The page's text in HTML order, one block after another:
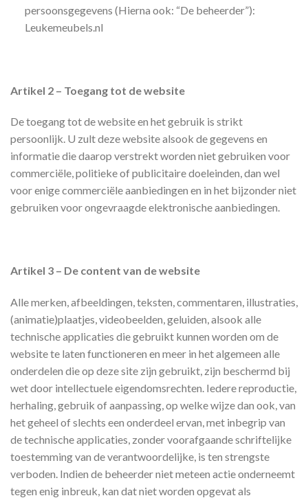
persoonsgegevens (Hierna ook: “De beheerder”):
Leukemeubels.nl
Artikel 2 – Toegang tot de website
De toegang tot de website en het gebruik is strikt
persoonlijk. U zult deze website alsook de gegevens en
informatie die daarop verstrekt worden niet gebruiken voor
commerciële, politieke of publicitaire doeleinden, dan wel
voor enige commerciële aanbiedingen en in het bijzonder niet
gebruiken voor ongevraagde elektronische aanbiedingen.
Artikel 3 – De content van de website
Alle merken, afbeeldingen, teksten, commentaren, illustraties,
(animatie)plaatjes, videobeelden, geluiden, alsook alle
technische applicaties die gebruikt kunnen worden om de
website te laten functioneren en meer in het algemeen alle
onderdelen die op deze site zijn gebruikt, zijn beschermd bij
wet door intellectuele eigendomsrechten. Iedere reproductie,
herhaling, gebruik of aanpassing, op welke wijze dan ook, van
het geheel of slechts een onderdeel ervan, met inbegrip van
de technische applicaties, zonder voorafgaande schriftelijke
toestemming van de verantwoordelijke, is ten strengste
verboden. Indien de beheerder niet meteen actie onderneemt
tegen enig inbreuk, kan dat niet worden opgevat als